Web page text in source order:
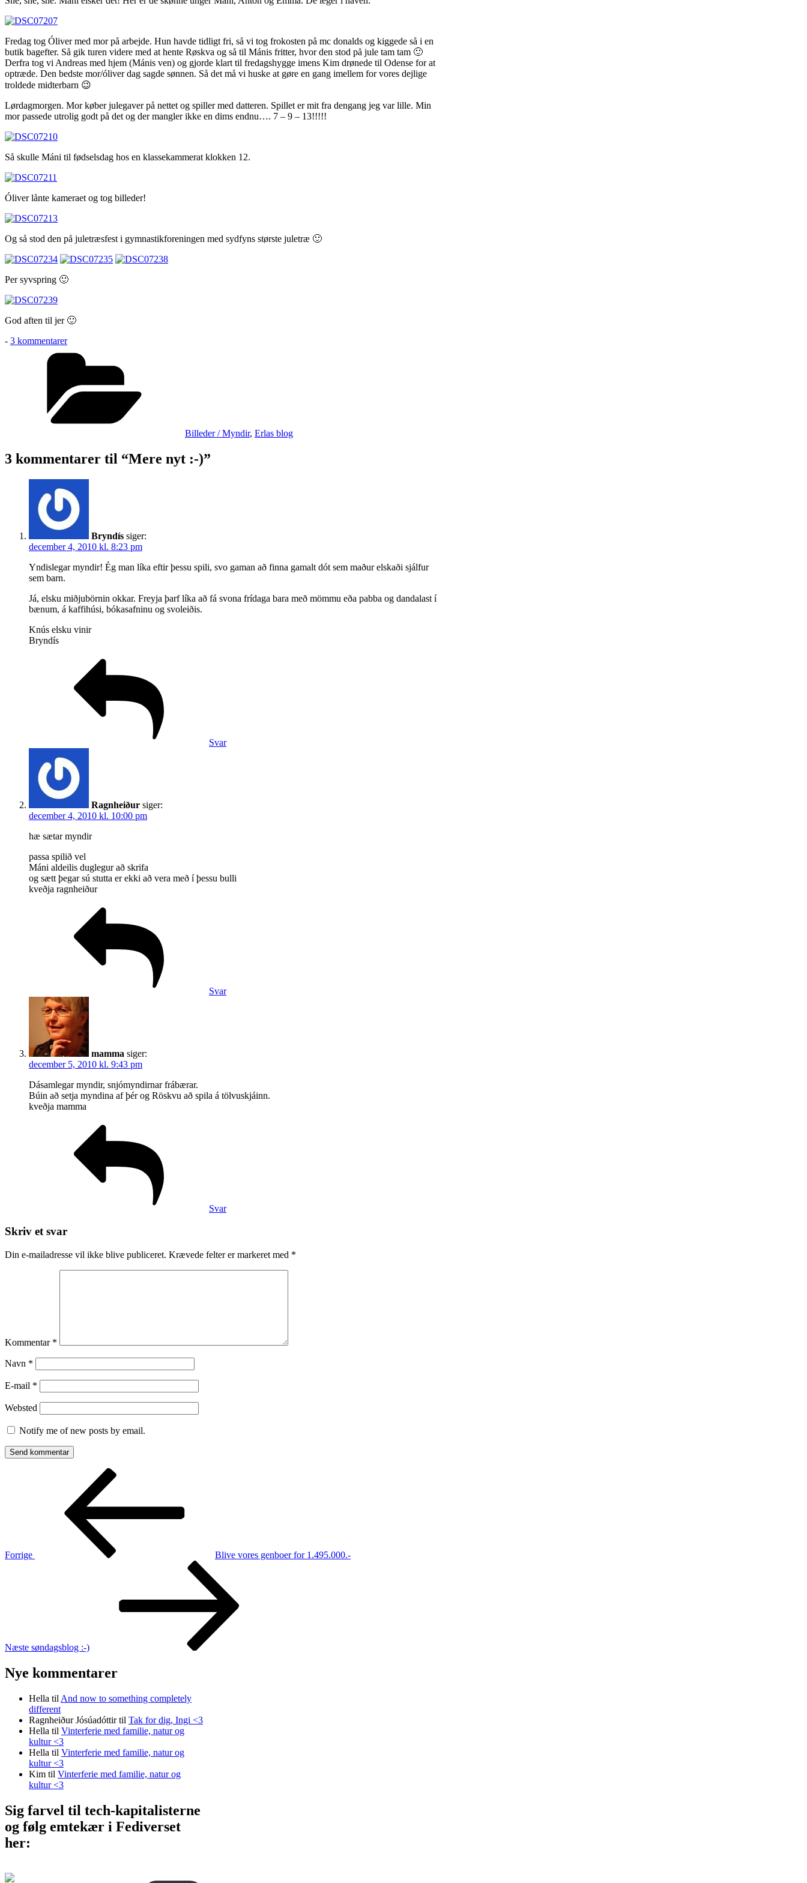
Fredag tog Óliver med mor på arbejde. Hun havde tidligt fri, så vi tog frokosten på mc donalds og kiggede så i en
butik bagefter. Så gik turen videre med at hente Røskva og så til Mánis fritter, hvor den stod på jule tam tam 🙂
Derfra tog vi Andreas med hjem (Mánis ven) og gjorde klart til fredagshygge imens Kim drønede til Odense for at
optræde. Den bedste mor/óliver dag sagde sønnen. Så det må vi huske at gøre en gang imellem for vores dejlige
troldede midterbarn 😉
Lørdagmorgen. Mor køber julegaver på nettet og spiller med datteren. Spillet er mit fra dengang jeg var lille. Min
mor passede utrolig godt på det og der mangler ikke en dims endnu…. 7 – 9 – 13!!!!!
Så skulle Máni til fødselsdag hos en klassekammerat klokken 12.
Óliver lånte kameraet og tog billeder!
Og så stod den på juletræsfest i gymnastikforeningen med sydfyns største juletræ 🙂
Per syvspring 🙂
God aften til jer 🙂
- 3 kommentarertil
Mere
Billeder / Myndir, Erlas blog
3 kommentarer til “Mere nyt :-)”
Bryndís siger:
december 4, 2010 kl. 8:23 pm
Yndislegar myndir! Ég man líka eftir þessu spili, svo gaman að finna gamalt dót sem maður elskaði sjálfur
sem barn.
Já, elsku miðjubörnin okkar. Freyja þarf líka að fá svona frídaga bara með mömmu eða pabba og dandalast í
bænum, á kaffihúsi, bókasafninu og svoleiðis.
Knús elsku vinir
Bryndís
Svar
Ragnheiður siger:
december 4, 2010 kl. 10:00 pm
hæ sætar myndir
passa spilið vel
Máni aldeilis duglegur að skrifa
og sætt þegar sú stutta er ekki að vera með í þessu bulli
kveðja ragnheiður
Svar
mamma siger:
december 5, 2010 kl. 9:43 pm
Dásamlegar myndir, snjómyndirnar frábærar.
Búin að setja myndina af þér og Röskvu að spila á tölvuskjáinn.
kveðja mamma
Svar
Skriv et svar
Din e-mailadresse vil ikke blive publiceret. Krævede felter er markeret med *
Kommentar *
Navn *
E-mail *
Websted
Notify me of new posts by email.
Indlægsnavigation
Forrige
Blive vores genboer for 1.495.000.-
Næste søndagsblog :-)
Nye kommentarer
Hella til And now to something completely
different
Ragnheiður Jósúadóttirtil Tak for dig, Ingi <3
Hella til Vinterferie med familie, natur og
kultur <3
Hella til Vinterferie med familie, natur og
kultur <3
Kim til Vinterferie med familie, natur og
kultur <3
Sig farvel til tech-kapitalisterne
og følg emtekær i Fediverset
her: